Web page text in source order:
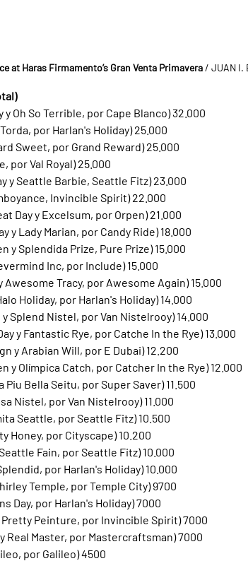
at Haras Firmamento’s Gran Venta Primavera / JUAN I.
y Oh So Terrible, por Cape Blanco) 32.000
por Harlan's Holiday) 25.000
Sweet, por Grand Reward) 25.000
por Val Royal) 25.000
y Seattle Barbie, Seattle Fitz) 23.000
Invincible Spirit) 22.000
Day y Excelsum, por Orpen) 21.000
y Lady Marian, por Candy Ride) 18.000
y Splendida Prize, Pure Prize) 15.000
Inc, por Include) 15.000
Awesome Tracy, por Awesome Again) 15.000
Holiday, por Harlan's Holiday) 14.000
Splend Nistel, por Van Nistelrooy) 14.000
y Fantastic Rye, por Catche In the Rye) 13.000
y Arabian Will, por E Dubai) 12.200
y Olímpica Catch, por Catcher In the Rye) 12.000
Piu Bella Seitu, por Super Saver) 11.500
Nistel, por Van Nistelrooy) 11.000
Seattle, por Seattle Fitz) 10.500
Honey, por Cityscape) 10.200
Fain, por Seattle Fitz) 10.000
por Harlan's Holiday) 10.000
Temple, por Temple City) 9700
Day, por Harlan's Holiday) 7000
Peinture, por Invincible Spirit) 7000
Real Master, por Mastercraftsman) 7000
por Galileo) 4500